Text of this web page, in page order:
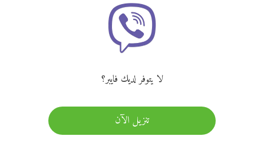
لا يتوفر لديك فايبر؟
تنزيل الآن